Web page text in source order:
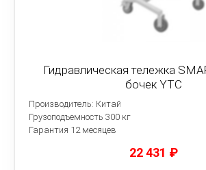
Гидравлическая тележка
бочек YTC
Производитель: Китай
Грузоподъемность 300 кг
Гарантия 12 месяцев
22 431 ₽